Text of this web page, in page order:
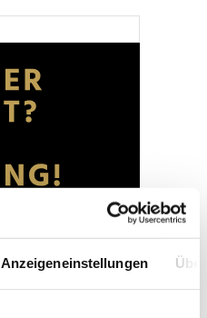
Anzeigeneinstellungen